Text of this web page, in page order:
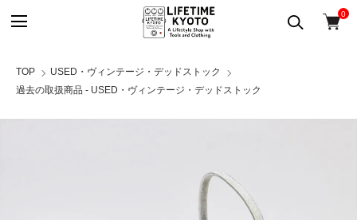
0
TOP
USED・ヴィンテージ・デッドストック
過去の取扱商品 - USED・ヴィンテージ・デッドストック